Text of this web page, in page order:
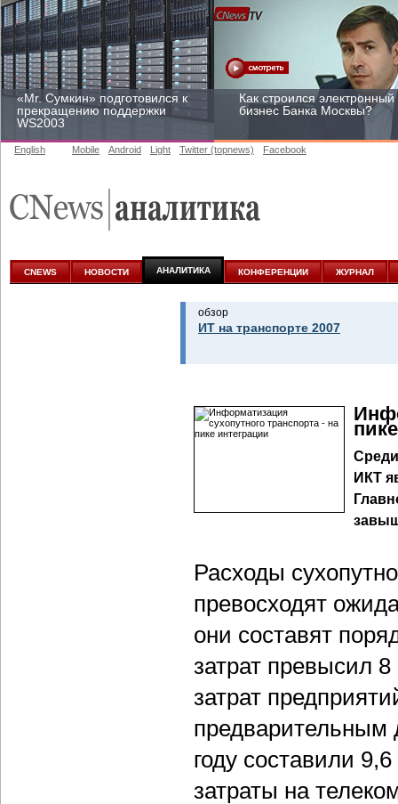
«Mr. Сумкин» подготовился к
прекращению поддержки
WS2003
Как строился электронный
бизнес Банка Москвы?
к аналитике
участвовать
English Mobile Android Light Twitter (topnews) Facebook
CNEWS НОВОСТИ АНАЛИТИКА КОНФЕРЕНЦИИ ЖУРНАЛ
обзор
ИТ на транспорте 2007
ИКТ
Расходы
превосходят
они составят
затрат превысил
затрат
предварительным
году составили
затраты на